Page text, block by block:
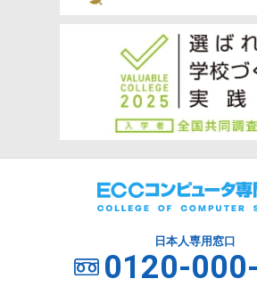
日本人専用窓口
0120-